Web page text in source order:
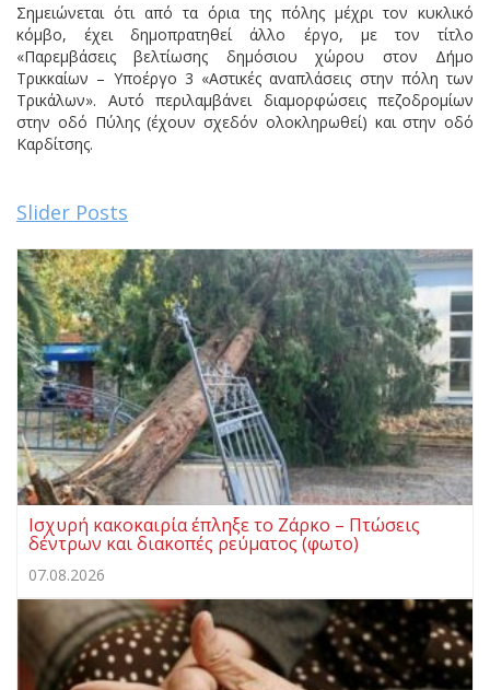
Σημειώνεται ότι από τα όρια της πόλης μέχρι τον κυκλικό
κόμβο, έχει δημοπρατηθεί άλλο έργο, με τον τίτλο
«Παρεμβάσεις βελτίωσης δημόσιου χώρου στον Δήμο
Τρικκαίων – Υποέργο 3 «Αστικές αναπλάσεις στην πόλη των
Τρικάλων». Αυτό περιλαμβάνει διαμορφώσεις πεζοδρομίων
στην οδό Πύλης (έχουν σχεδόν ολοκληρωθεί) και στην οδό
Καρδίτσης.
Slider Posts
Ισχυρή κακοκαιρία έπληξε το Ζάρκο – Πτώσεις
δέντρων και διακοπές ρεύματος (φωτο)
07.08.2026